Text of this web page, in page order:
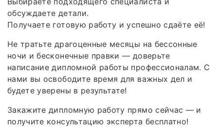
обсуждаете детали.
Получаете готовую работу и успешно сдаёте её!
Не тратьте драгоценные месяцы на бессонные
ночи и бесконечные правки — доверьте
написание дипломной работы профессионалам. С
нами вы освободите время для важных дел и
будете уверены в результате!
Закажите дипломную работу прямо сейчас — и
получите консультацию эксперта бесплатно!